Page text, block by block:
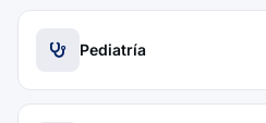
Pediatría